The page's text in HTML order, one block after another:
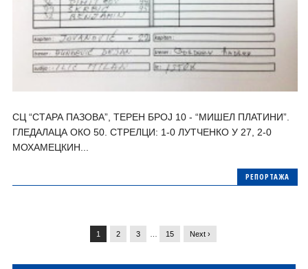
СЦ “СТАРА ПАЗОВА”, ТЕРЕН БРОЈ 10 - “МИШЕЛ ПЛАТИНИ”.
ГЛЕДАЛАЦА ОКО 50. СТРЕЛЦИ: 1-0 ЛУТЧЕНКО У 27, 2-0
МОХАМЕЦКИН...
РЕПОРТАЖА
1 2 3 … 15 Next ›